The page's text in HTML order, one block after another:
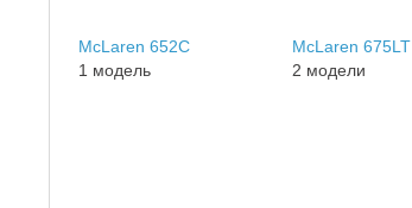
McLaren 652C
1 модель
McLaren 675LT
2 модели